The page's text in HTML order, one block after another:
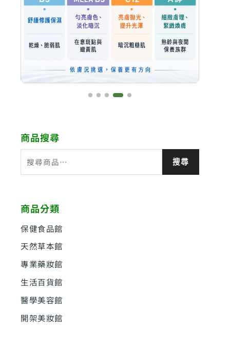
商品搜尋
尋
字
:
搜尋
商品分類
保健食品館
天然草本館
專業藥妝館
生活百貨館
醫學美容館
開架美妝館